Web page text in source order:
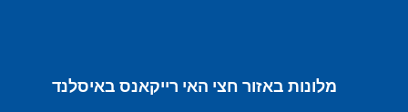
מלונות באזור חצי האי רייקאנס באיסלנד